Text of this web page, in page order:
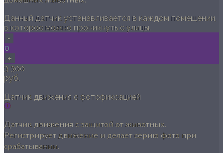
Данный датчик устанавливается в каждом помещении,
в которое можно проникнуть с улицы.
-
0
+
3 300
руб.
Датчик движения с фотофиксацией
Датчик движения с защитой от животных.
Регистрирует движение и делает серию фото при
срабатывании.